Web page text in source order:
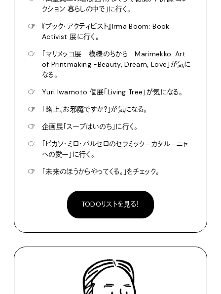
クション 暮らしの中で」に行く。
☞
『ブック・アクティビスト』Irma Boom: Book
Activist 展に行く。
☞
「マリメッコ展 模様のちから Marimekko: Art
of Printmaking -Beauty, Dream, Love」が気に
なる。
☞
Yuri Iwamoto 個展「Living Tree」が気になる。
☞
「路上、お邪魔ですか？」が気になる。
☞
企画展「スープはいのち」に行く。
☞
「ピカソ・ミロ・バルセロのセラミックーカタルーニャ
への愛ー」に行く。
☞
「未来のほうからやってくる。」をチェック。
TODOリストを見る！